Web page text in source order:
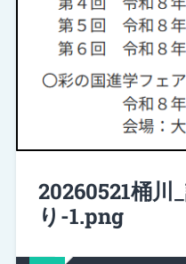
20260521桶川
り-1.png